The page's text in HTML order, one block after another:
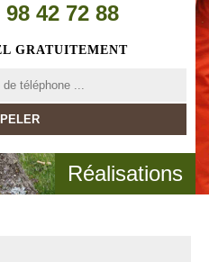
98 42 72 88
GRATUITEMENT
Réalisations